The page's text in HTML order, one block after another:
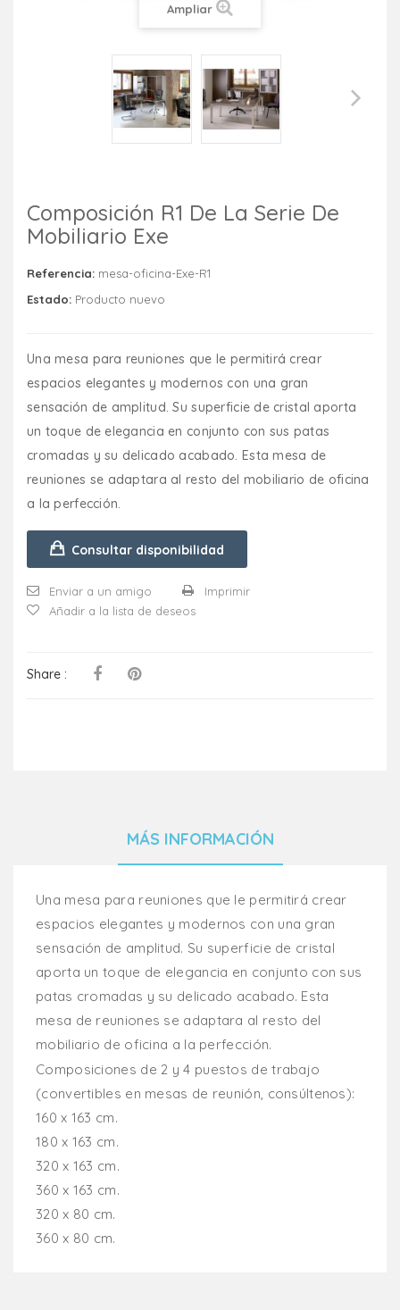
Ampliar
Composición R1 De La Serie De
Mobiliario Exe
Referencia: mesa-oficina-Exe-R1
Estado: Producto nuevo
Una mesa para reuniones que le permitirá crear
espacios elegantes y modernos con una gran
sensación de amplitud. Su superficie de cristal aporta
un toque de elegancia en conjunto con sus patas
cromadas y su delicado acabado. Esta mesa de
reuniones se adaptara al resto del mobiliario de oficina
a la perfección.
Consultar disponibilidad
Enviar a un amigo
Imprimir
Añadir a la lista de deseos
Share :
MÁS INFORMACIÓN
Una mesa para reuniones que le permitirá crear
espacios elegantes y modernos con una gran
sensación de amplitud. Su superficie de cristal
aporta un toque de elegancia en conjunto con sus
patas cromadas y su delicado acabado. Esta
mesa de reuniones se adaptara al resto del
mobiliario de oficina a la perfección.
Composiciones de 2 y 4 puestos de trabajo
(convertibles en mesas de reunión, consúltenos):
160 x 163 cm.
180 x 163 cm.
320 x 163 cm.
360 x 163 cm.
320 x 80 cm.
360 x 80 cm.